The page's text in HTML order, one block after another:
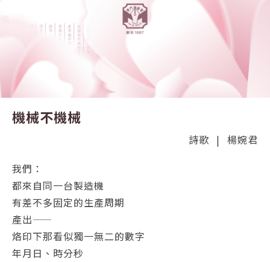
機械不機械
詩歌 | 楊婉君
我們：
都來自同一台製造機
有差不多固定的生產周期
產出——
烙印下那看似獨一無二的數字
年月日、時分秒